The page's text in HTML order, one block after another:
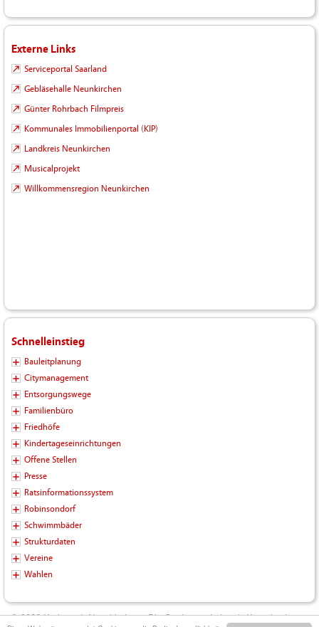
Externe Links
Serviceportal Saarland
Gebläsehalle Neunkirchen
Günter Rohrbach Filmpreis
Kommunales Immobilienportal (KIP)
Landkreis Neunkirchen
Musicalprojekt
Willkommensregion Neunkirchen
Schnelleinstieg
Bauleitplanung
Citymanagement
Entsorgungswege
Familienbüro
Friedhöfe
Kindertageseinrichtungen
Offene Stellen
Presse
Ratsinformationssystem
Robinsondorf
Schwimmbäder
Strukturdaten
Vereine
Wahlen
© 2026 Kreisstadt Neunkirchen - Die Stadt zum Leben | Kontakt |